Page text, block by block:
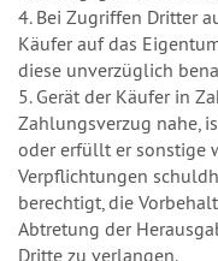
4. Bei Zugriffen Dritter
Käufer auf das
diese unverzüglich
5. Gerät der Käufer in
Zahlungsverzug nahe,
oder erfüllt er sonstige
Verpflichtungen
berechtigt, die
Abtretung der
Dritte zu verlangen.